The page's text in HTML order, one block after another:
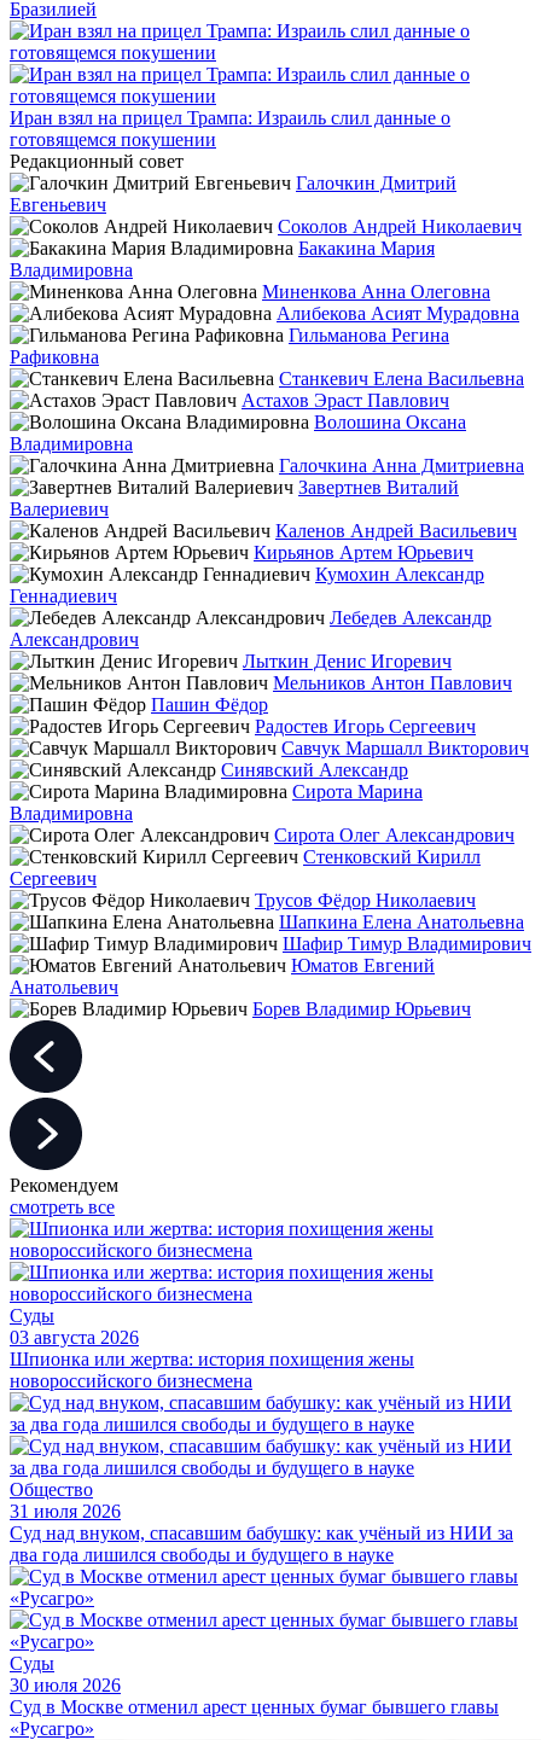
Бразилией
Иран взял на прицел Трампа: Израиль слил данные о
готовящемся покушении
Редакционный совет
Галочкин Дмитрий
Евгеньевич
Соколов Андрей Николаевич
Бакакина Мария
Владимировна
Миненкова Анна Олеговна
Алибекова Асият Мурадовна
Гильманова Регина
Рафиковна
Станкевич Елена Васильевна
Астахов Эраст Павлович
Волошина Оксана
Владимировна
Галочкина Анна Дмитриевна
Завертнев Виталий
Валериевич
Каленов Андрей Васильевич
Кирьянов Артем Юрьевич
Кумохин Александр
Геннадиевич
Лебедев Александр
Александрович
Лыткин Денис Игоревич
Мельников Антон Павлович
Пашин Фёдор
Радостев Игорь Сергеевич
Савчук Маршалл Викторович
Синявский Александр
Сирота Марина
Владимировна
Сирота Олег Александрович
Стенковский Кирилл
Сергеевич
Трусов Фёдор Николаевич
Шапкина Елена Анатольевна
Шафир Тимур Владимирович
Юматов Евгений
Анатольевич
Борев Владимир Юрьевич
Рекомендуем
смотреть все
Суды
03 августа 2026
Шпионка или жертва: история похищения жены
новороссийского бизнесмена
Общество
31 июля 2026
Суд над внуком, спасавшим бабушку: как учёный из НИИ за
два года лишился свободы и будущего в науке
Суды
30 июля 2026
Суд в Москве отменил арест ценных бумаг бывшего главы
«Русагро»